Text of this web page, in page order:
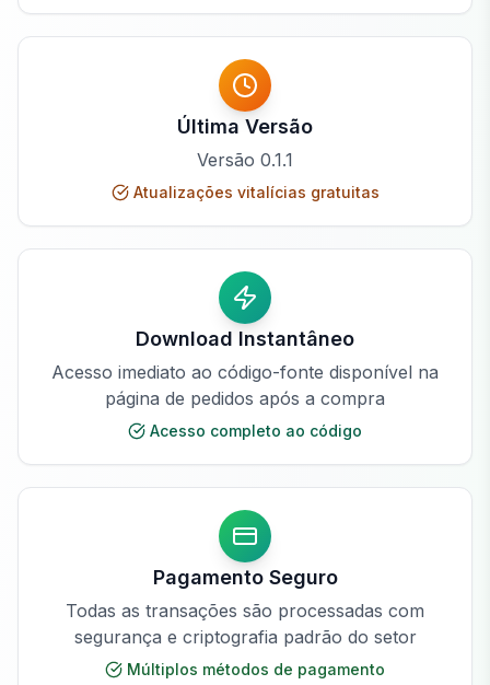
Última Versão
Versão 0.1.1
Atualizações vitalícias gratuitas
Download Instantâneo
Acesso imediato ao código-fonte disponível na
página de pedidos após a compra
Acesso completo ao código
Pagamento Seguro
Todas as transações são processadas com
segurança e criptografia padrão do setor
Múltiplos métodos de pagamento